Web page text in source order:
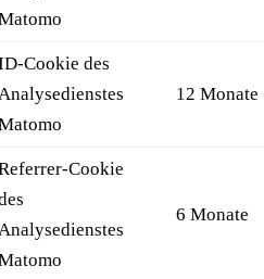
Cookie des
12 Monate
Cookie
6 Monate